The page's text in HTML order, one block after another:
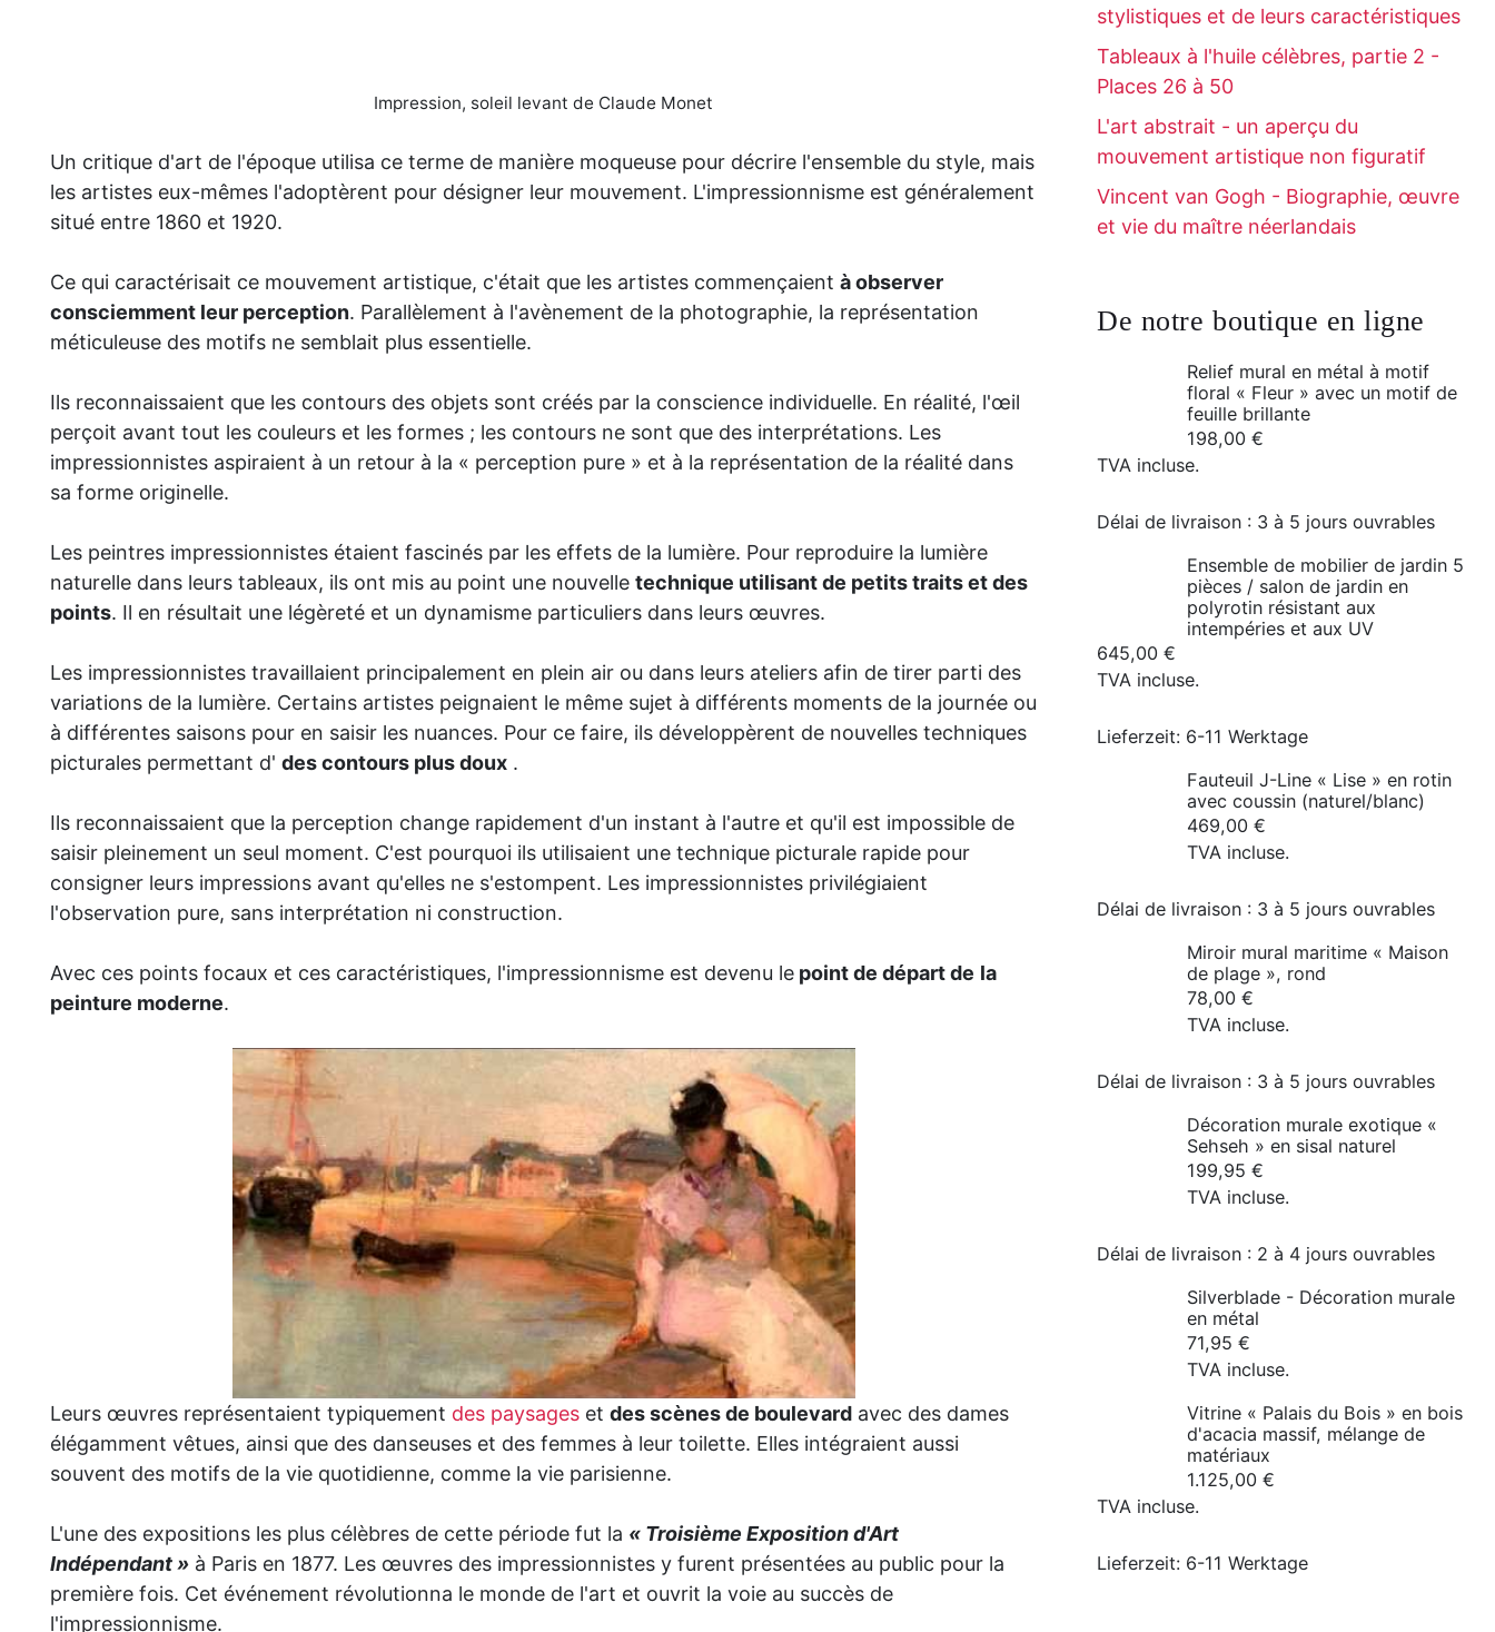
Impression, soleil levant de Claude Monet
Un critique d'art de l'époque utilisa ce terme de manière moqueuse pour décrire l'ensemble du style, mais
les artistes eux-mêmes l'adoptèrent pour désigner leur mouvement. L'impressionnisme est généralement
situé entre 1860 et 1920.
Ce qui caractérisait ce mouvement artistique, c'était que les artistes commençaient à observer
consciemment leur perception. Parallèlement à l'avènement de la photographie, la représentation
méticuleuse des motifs ne semblait plus essentielle.
Ils reconnaissaient que les contours des objets sont créés par la conscience individuelle. En réalité, l'œil
perçoit avant tout les couleurs et les formes ; les contours ne sont que des interprétations. Les
impressionnistes aspiraient à un retour à la « perception pure » ​​et à la représentation de la réalité dans
sa forme originelle.
Les peintres impressionnistes étaient fascinés par les effets de la lumière. Pour reproduire la lumière
naturelle dans leurs tableaux, ils ont mis au point une nouvelle technique utilisant de petits traits et des
points. Il en résultait une légèreté et un dynamisme particuliers dans leurs œuvres.
Les impressionnistes travaillaient principalement en plein air ou dans leurs ateliers afin de tirer parti des
variations de la lumière. Certains artistes peignaient le même sujet à différents moments de la journée ou
à différentes saisons pour en saisir les nuances. Pour ce faire, ils développèrent de nouvelles techniques
picturales permettant d' des contours plus doux .
Ils reconnaissaient que la perception change rapidement d'un instant à l'autre et qu'il est impossible de
saisir pleinement un seul moment. C'est pourquoi ils utilisaient une technique picturale rapide pour
consigner leurs impressions avant qu'elles ne s'estompent. Les impressionnistes privilégiaient
l'observation pure, sans interprétation ni construction.
Avec ces points focaux et ces caractéristiques, l'impressionnisme est devenu le point de départ de la
peinture moderne.
Leurs œuvres représentaient typiquement des paysages et des scènes de boulevard avec des dames
élégamment vêtues, ainsi que des danseuses et des femmes à leur toilette. Elles intégraient aussi
souvent des motifs de la vie quotidienne, comme la vie parisienne.
L'une des expositions les plus célèbres de cette période fut la « Troisième Exposition d'Art
Indépendant » à Paris en 1877. Les œuvres des impressionnistes y furent présentées au public pour la
première fois. Cet événement révolutionna le monde de l'art et ouvrit la voie au succès de
l'impressionnisme.
stylistiques et de leurs caractéristiques
Tableaux à l'huile célèbres, partie 2 -
Places 26 à 50
L'art abstrait - un aperçu du
mouvement artistique non figuratif
Vincent van Gogh - Biographie, œuvre
et vie du maître néerlandais
De notre boutique en ligne
Relief mural en métal à motif
floral « Fleur » avec un motif de
feuille brillante
198,00€
TVA incluse.
Délai de livraison : 3 à 5 jours ouvrables
Ensemble de mobilier de jardin 5
pièces / salon de jardin en
polyrotin résistant aux
intempéries et aux UV
645,00€
TVA incluse.
Lieferzeit: 6-11 Werktage
Fauteuil J-Line « Lise » en rotin
avec coussin (naturel/blanc)
469,00€
TVA incluse.
Délai de livraison : 3 à 5 jours ouvrables
Miroir mural maritime « Maison
de plage », rond
78,00€
TVA incluse.
Délai de livraison : 3 à 5 jours ouvrables
Décoration murale exotique «
Sehseh » en sisal naturel
199,95€
TVA incluse.
Délai de livraison : 2 à 4 jours ouvrables
Silverblade - Décoration murale
en métal
71,95€
TVA incluse.
Vitrine « Palais du Bois » en bois
d'acacia massif, mélange de
matériaux
1.125,00€
TVA incluse.
Lieferzeit: 6-11 Werktage